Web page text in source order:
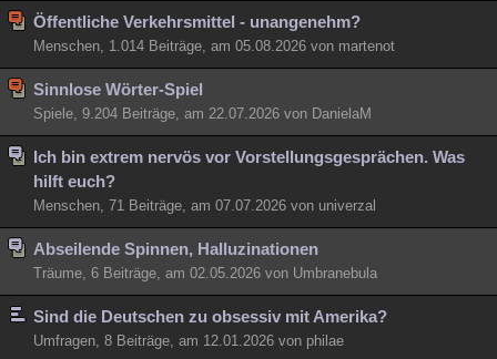
Astronomie
Übersichten
Lesenswert
Öffentliche Verkehrsmittel - unangenehm?
Menschen, 1.014 Beiträge, am 05.08.2026 von martenot
Sinnlose Wörter-Spiel
Spiele, 9.204 Beiträge, am 22.07.2026 von DanielaM
Ich bin extrem nervös vor Vorstellungsgesprächen. Was
hilft euch?
Menschen, 71 Beiträge, am 07.07.2026 von univerzal
Abseilende Spinnen, Halluzinationen
Träume, 6 Beiträge, am 02.05.2026 von Umbranebula
Sind die Deutschen zu obsessiv mit Amerika?
Umfragen, 8 Beiträge, am 12.01.2026 von philae